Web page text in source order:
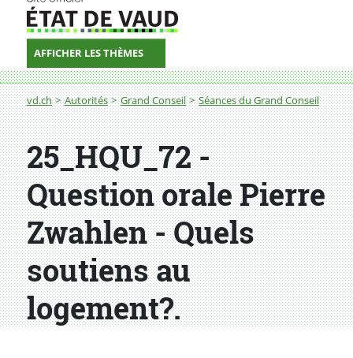
AFFICHER LES THÈMES
Fil d'Ariane
vd.ch Autorités Grand Conseil Séances du Grand Conseil
25_HQU_72 -
Question orale Pierre
Zwahlen - Quels
soutiens au
logement?.